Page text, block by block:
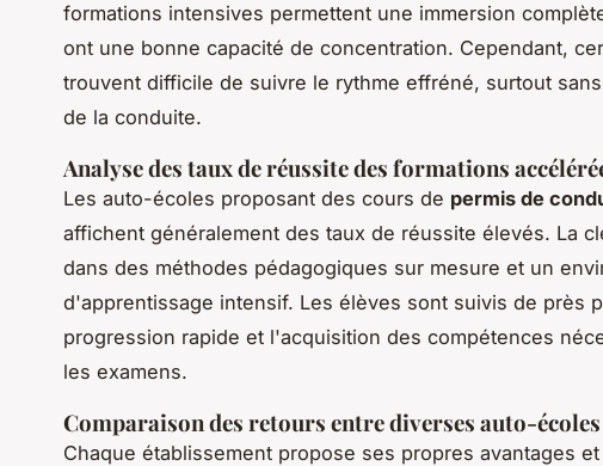
formations intensives permettent une immersion
ont une bonne capacité de concentration. Cependant,
trouvent difficile de suivre le rythme effréné, surtout
de la conduite.
Analyse des taux de réussite des formations
Les auto-écoles proposant des cours de permis de
affichent généralement des taux de réussite élevés. La
dans des méthodes pédagogiques sur mesure et un
d'apprentissage intensif. Les élèves sont suivis de près
progression rapide et l'acquisition des compétences
les examens.
Comparaison des retours entre diverses auto-écoles
Chaque établissement propose ses propres avantages